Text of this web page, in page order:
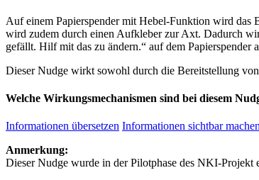
Auf einem Papierspender mit Hebel-Funktion wird das
wird zudem durch einen Aufkleber zur Axt. Dadurch
gefällt. Hilf mit das zu ändern.“ auf dem Papierspender
Dieser Nudge wirkt sowohl durch die Bereitstellung
Welche Wirkungsmechanismen sind bei diesem
Informationen übersetzen Informationen sichtbar
Anmerkung:
Dieser Nudge wurde in der Pilotphase des NKI-Projekt